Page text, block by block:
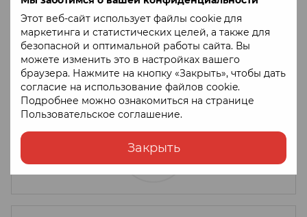
Этот веб-сайт использует файлы cookie для
маркетинга и статистических целей, а также для
безопасной и оптимальной работы сайта. Вы
можете изменить это в настройках вашего
браузера. Нажмите на кнопку «Закрыть», чтобы дать
согласие на использование файлов cookie.
Подробнее можно ознакомиться на странице
Пользовательское соглашение.
Закрыть
безопасности и удобства использования оружия.
Тактический 1-точечный оружейный ремень
FRAG можно заказать в следующих цветах:
Олива, койот, белый, черный.